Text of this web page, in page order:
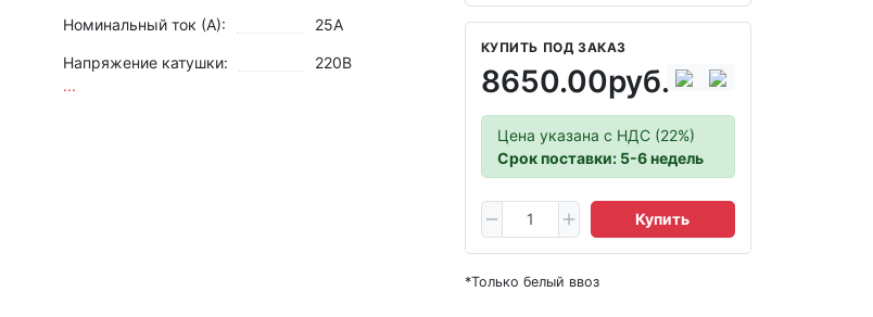
КУПИТЬ ПОД ЗАКАЗ
8650.00руб.
Цена указана с НДС (22%)
Срок поставки: 5-6 недель
Купить
*Только белый ввоз
Номинальный ток (А): 25А
Напряжение катушки:
220В
...